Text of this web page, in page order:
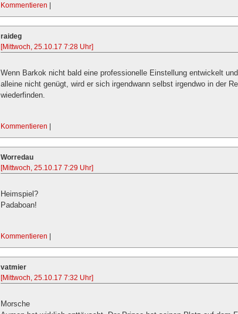
Kommentieren |
raideg
[Mittwoch, 25.10.17 7:28 Uhr]
Wenn Barkok nicht bald eine professionelle Einstellung entwickelt
alleine nicht genügt, wird er sich irgendwann selbst irgendwo in der
wiederfinden.
Kommentieren |
Worredau
[Mittwoch, 25.10.17 7:29 Uhr]
Heimspiel?
Padaboan!
Kommentieren |
vatmier
[Mittwoch, 25.10.17 7:32 Uhr]
Morsche